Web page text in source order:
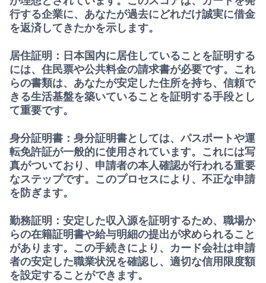
行する企業に、あなたが過去にどれだけ誠実に借金
を返済してきたかを示します。
居住証明： 日本国内に居住していることを証明する
には、住民票や公共料金の請求書が必要です。これ
らの書類は、あなたが安定した住所を持ち、信頼で
きる生活基盤を築いていることを証明する手段とし
て重要です。
身分証明書： 身分証明書としては、パスポートや運
転免許証が一般的に使用されています。これには写
真がついており、申請者の本人確認が行われる重要
なステップです。このプロセスにより、不正な申請
を防ぎます。
勤務証明： 安定した収入源を証明するため、職場か
らの在籍証明書や給与明細の提出が求められること
があります。この手続きにより、カード会社は申請
者の安定した職業状況を確認し、適切な信用限度額
を設定することができます。